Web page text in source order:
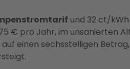
und 32 ct/
€ pro Jahr, im unsanierten
einen sechsstelligen